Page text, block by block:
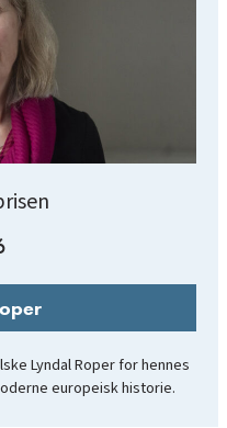
Lyndal Roper for hennes
europeisk historie.